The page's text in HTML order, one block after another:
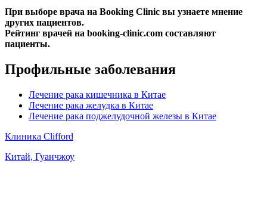
При выборе врача на Booking Clinic вы узнаете мнение
других пациентов.
Рейтинг врачей на booking-clinic.com составляют
пациенты.
Профильные заболевания
Лечение рака кишечника в Китае
Лечение рака желудка в Китае
Лечение рака поджелудочной железы в Китае
Клиника Clifford
Китай, Гуанчжоу